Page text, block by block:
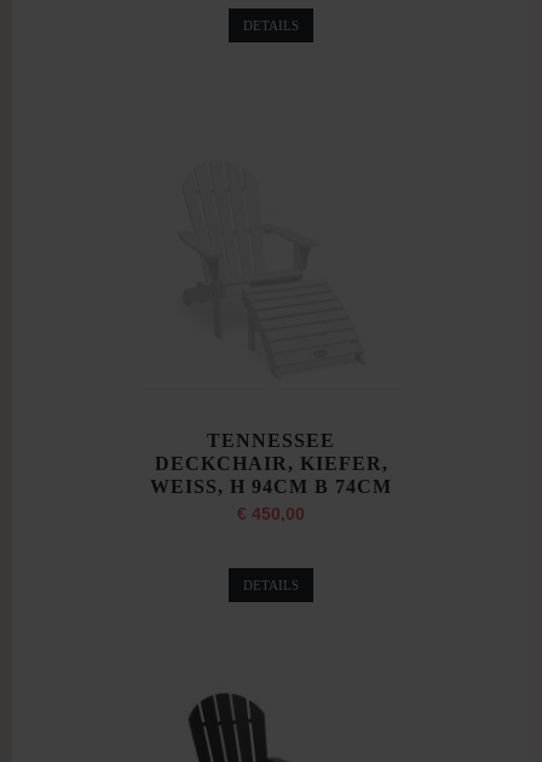
DETAILS
TENNESSEE
DECKCHAIR, KIEFER,
WEISS, H 94CM B 74CM
€ 450,00
DETAILS